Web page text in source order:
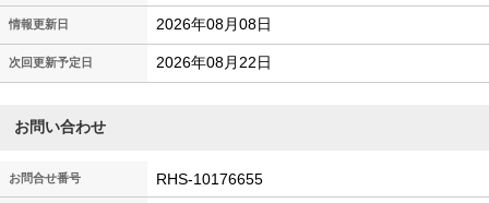
情報更新日 2026年08月08日
次回更新予定日 2026年08月22日
お問い合わせ
お問合せ番号 RHS-10176655